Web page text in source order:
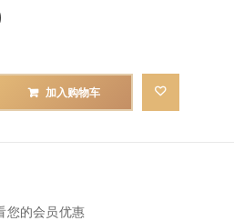
加入购物车
您的会员优惠